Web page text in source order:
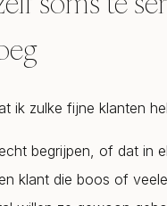
ik zulke fijne klanten
begrijpen, of dat in
klant die boos of